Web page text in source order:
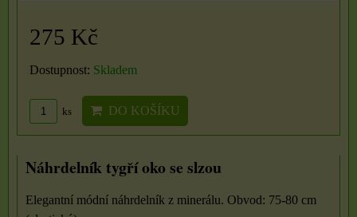
275 Kč
Dostupnost: Skladem
ks DO KOŠÍKU
Náhrdelník tygří oko se slzou
Elegantní módní náhrdelník z minerálu. Obvod: 75-80 cm